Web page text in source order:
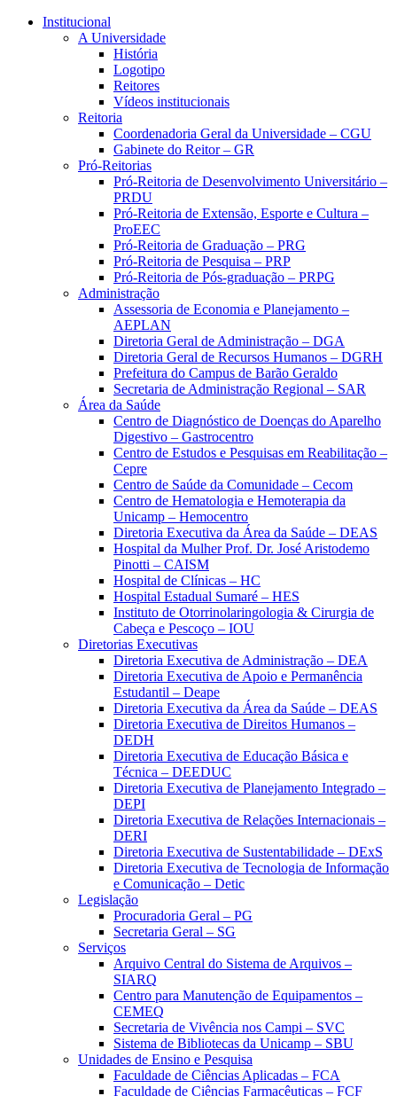
Conteúdo principal
Institucional
A Universidade
História
Logotipo
Reitores
Vídeos institucionais
Reitoria
Coordenadoria Geral da Universidade – CGU
Gabinete do Reitor – GR
Pró-Reitorias
Pró-Reitoria de Desenvolvimento Universitário –
PRDU
Pró-Reitoria de Extensão, Esporte e Cultura –
ProEEC
Pró-Reitoria de Graduação – PRG
Pró-Reitoria de Pesquisa – PRP
Pró-Reitoria de Pós-graduação – PRPG
Administração
Assessoria de Economia e Planejamento –
AEPLAN
Diretoria Geral de Administração – DGA
Diretoria Geral de Recursos Humanos – DGRH
Prefeitura do Campus de Barão Geraldo
Secretaria de Administração Regional – SAR
Área da Saúde
Centro de Diagnóstico de Doenças do Aparelho
Digestivo – Gastrocentro
Centro de Estudos e Pesquisas em Reabilitação –
Cepre
Centro de Saúde da Comunidade – Cecom
Centro de Hematologia e Hemoterapia da
Unicamp – Hemocentro
Diretoria Executiva da Área da Saúde – DEAS
Hospital da Mulher Prof. Dr. José Aristodemo
Pinotti – CAISM
Hospital de Clínicas – HC
Hospital Estadual Sumaré – HES
Instituto de Otorrinolaringologia & Cirurgia de
Cabeça e Pescoço – IOU
Diretorias Executivas
Diretoria Executiva de Administração – DEA
Diretoria Executiva de Apoio e Permanência
Estudantil – Deape
Diretoria Executiva da Área da Saúde – DEAS
Diretoria Executiva de Direitos Humanos –
DEDH
Diretoria Executiva de Educação Básica e
Técnica – DEEDUC
Diretoria Executiva de Planejamento Integrado –
DEPI
Diretoria Executiva de Relações Internacionais –
DERI
Diretoria Executiva de Sustentabilidade – DExS
Diretoria Executiva de Tecnologia de Informação
e Comunicação – Detic
Legislação
Procuradoria Geral – PG
Secretaria Geral – SG
Serviços
Arquivo Central do Sistema de Arquivos –
SIARQ
Centro para Manutenção de Equipamentos –
CEMEQ
Secretaria de Vivência nos Campi – SVC
Sistema de Bibliotecas da Unicamp – SBU
Unidades de Ensino e Pesquisa
Faculdade de Ciências Aplicadas – FCA
Faculdade de Ciências Farmacêuticas – FCF